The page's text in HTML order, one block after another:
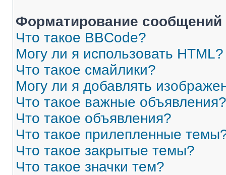
Форматирование
Что такое BBCode?
Могу ли я использовать HTML?
Что такое смайлики?
Могу ли я добавлять
Что такое важные объявления?
Что такое объявления?
Что такое прилепленные
Что такое закрытые темы?
Что такое значки тем?